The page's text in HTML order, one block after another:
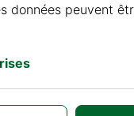
+ 69 €
données peuvent